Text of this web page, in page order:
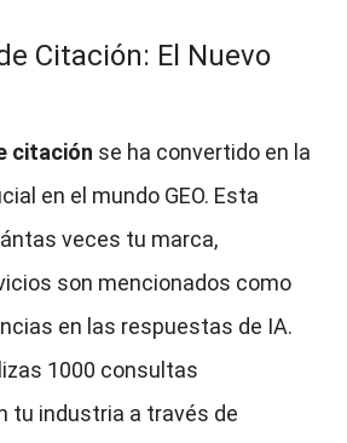
Citación: El Nuevo
citación se ha convertido en la
en el mundo GEO. Esta
veces tu marca,
son mencionados como
en las respuestas de IA.
1000 consultas
tu industria a través de